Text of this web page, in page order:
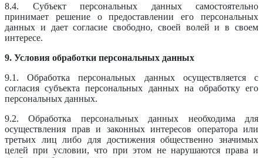
8.4. Субъект персональных данных самостоятельно
принимает решение о предоставлении его персональных
данных и дает согласие свободно, своей волей и в своем
интересе.
9. Условия обработки персональных данных
9.1. Обработка персональных данных осуществляется с
согласия субъекта персональных данных на обработку его
персональных данных.
9.2. Обработка персональных данных необходима для
осуществления прав и законных интересов оператора или
третьих лиц либо для достижения общественно значимых
целей при условии, что при этом не нарушаются права и